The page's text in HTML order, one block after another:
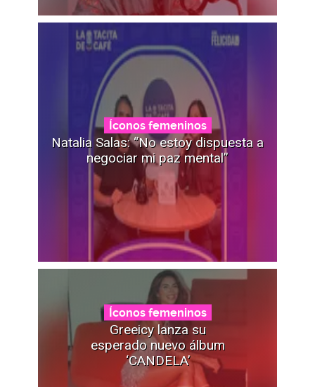
Íconos femeninos
Natalia Salas: “No estoy dispuesta a
negociar mi paz mental”
Íconos femeninos
Greeicy lanza su
esperado nuevo álbum
‘CANDELA’